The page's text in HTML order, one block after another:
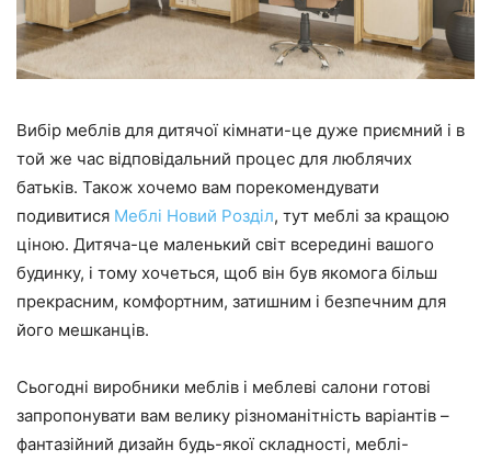
Вибір меблів для дитячої кімнати-це дуже приємний і в
той же час відповідальний процес для люблячих
батьків. Також хочемо вам порекомендувати
подивитися Меблі Новий Розділ, тут меблі за кращою
ціною. Дитяча-це маленький світ всередині вашого
будинку, і тому хочеться, щоб він був якомога більш
прекрасним, комфортним, затишним і безпечним для
його мешканців.
Сьогодні виробники меблів і меблеві салони готові
запропонувати вам велику різноманітність варіантів –
фантазійний дизайн будь-якої складності, меблі-